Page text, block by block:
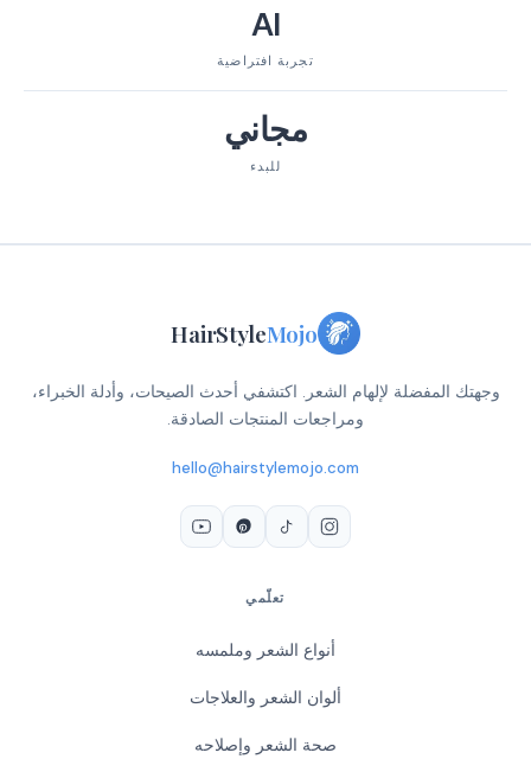
AI
تجربة افتراضية
مجاني
للبدء
HairStyleMojo
وجهتك المفضلة لإلهام الشعر. اكتشفي أحدث الصيحات، وأدلة الخبراء،
ومراجعات المنتجات الصادقة.
hello@hairstylemojo.com
تعلّمي
أنواع الشعر وملمسه
ألوان الشعر والعلاجات
صحة الشعر وإصلاحه